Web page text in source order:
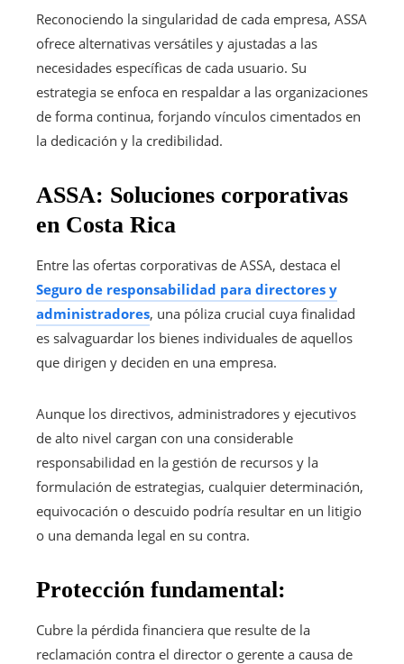
Reconociendo la singularidad de cada empresa, ASSA
ofrece alternativas versátiles y ajustadas a las
necesidades específicas de cada usuario. Su
estrategia se enfoca en respaldar a las organizaciones
de forma continua, forjando vínculos cimentados en
la dedicación y la credibilidad.
ASSA: Soluciones corporativas
en Costa Rica
Entre las ofertas corporativas de ASSA, destaca el
Seguro de responsabilidad para directores y
administradores, una póliza crucial cuya finalidad
es salvaguardar los bienes individuales de aquellos
que dirigen y deciden en una empresa.
Aunque los directivos, administradores y ejecutivos
de alto nivel cargan con una considerable
responsabilidad en la gestión de recursos y la
formulación de estrategias, cualquier determinación,
equivocación o descuido podría resultar en un litigio
o una demanda legal en su contra.
Protección fundamental:
Cubre la pérdida financiera que resulte de la
reclamación contra el director o gerente a causa de